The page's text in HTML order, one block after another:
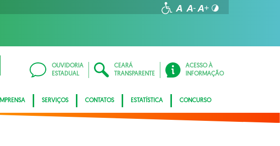
OUVIDORIA
ESTADUAL
CEARÁ
TRANSPARENTE
ACESSO À
INFORMAÇÃO
IMPRENSA SERVIÇOS CONTATOS ESTATÍSTICA CONCURSO